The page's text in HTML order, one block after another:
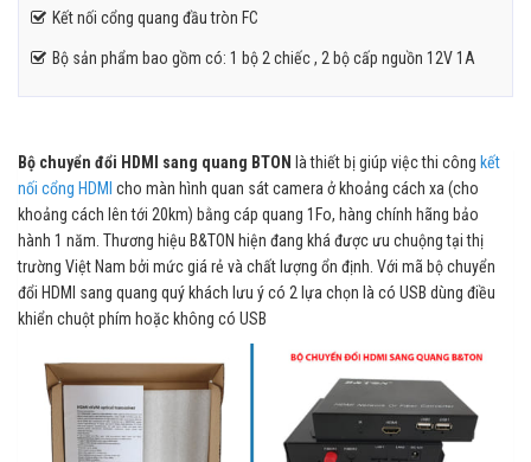
Kết nối cổng quang đầu tròn FC
Bộ sản phẩm bao gồm có: 1 bộ 2 chiếc , 2 bộ cấp nguồn 12V 1A
Bộ chuyển đổi HDMI sang quang BTON là thiết bị giúp việc thi công kết
nối cổng HDMI cho màn hình quan sát camera ở khoảng cách xa (cho
khoảng cách lên tới 20km) bằng cáp quang 1Fo, hàng chính hãng bảo
hành 1 năm. Thương hiệu B&TON hiện đang khá được ưu chuộng tại thị
trường Việt Nam bởi mức giá rẻ và chất lượng ổn định. Với mã bộ chuyển
đổi HDMI sang quang quý khách lưu ý có 2 lựa chọn là có USB dùng điều
khiển chuột phím hoặc không có USB